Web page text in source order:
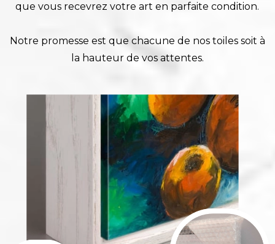
que vous recevrez votre art en parfaite condition.
Notre promesse est que chacune de nos toiles soit à
la hauteur de vos attentes.